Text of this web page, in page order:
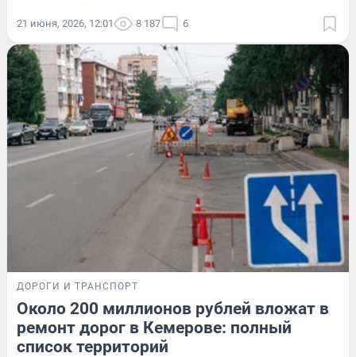
21 июня, 2026, 12:01 8 187 6
ДОРОГИ И ТРАНСПОРТ
Около 200 миллионов рублей вложат в
ремонт дорог в Кемерове: полный
список территорий